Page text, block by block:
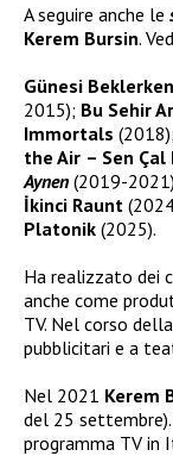
A seguire anche le
Kerem Bursin.
Günesi Beklerken
2015); Bu Sehir
Immortals (2018);
the Air – Sen
Aynen (2019-
İkinci Raunt
Platonik (2025).
Ha realizzato dei
anche come
TV. Nel corso
pubblicitari e a
Nel 2021 Kerem
del 25
programma TV in